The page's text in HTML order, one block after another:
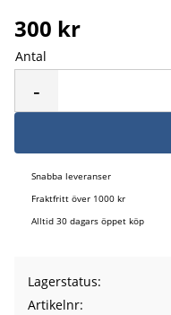
300 kr
Antal
-
Snabba leveranser
Fraktfritt över 1000 kr
Alltid 30 dagars öppet köp
Lagerstatus
Artikelnr